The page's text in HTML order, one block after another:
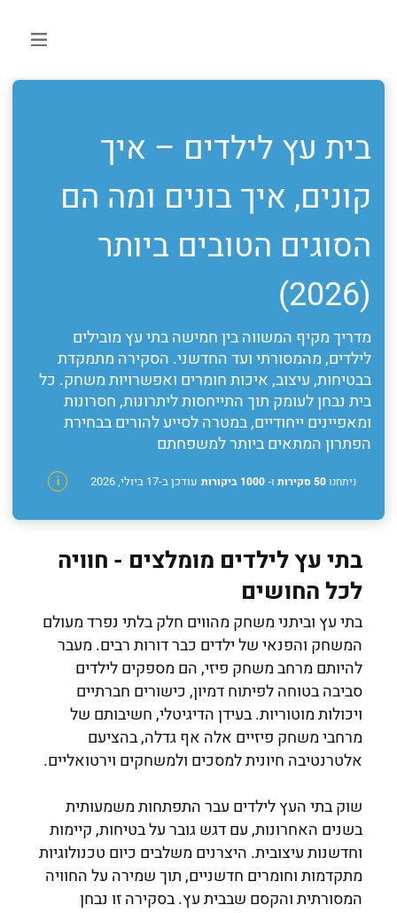
בית עץ לילדים – איך
קונים, איך בונים ומה הם
הסוגים הטובים ביותר
(2026)
מדריך מקיף המשווה בין חמישה בתי עץ מובילים
לילדים, מהמסורתי ועד החדשני. הסקירה מתמקדת
בבטיחות, עיצוב, איכות חומרים ואפשרויות משחק. כל
בית נבחן לעומק תוך התייחסות ליתרונות, חסרונות
ומאפיינים ייחודיים, במטרה לסייע להורים בבחירת
הפתרון המתאים ביותר למשפחתם
ניתחנו50 סקירות ו- 1000 ביקורות i עודכן ב-17 ביולי, 2026
בתי עץ לילדים מומלצים - חוויה
לכל החושים
בתי עץ וביתני משחק מהווים חלק בלתי נפרד מעולם
המשחק והפנאי של ילדים כבר דורות רבים. מעבר
להיותם מרחב משחק פיזי, הם מספקים לילדים
סביבה בטוחה לפיתוח דמיון, כישורים חברתיים
ויכולות מוטוריות. בעידן הדיגיטלי, חשיבותם של
מרחבי משחק פיזיים אלה אף גדלה, בהציעם
אלטרנטיבה חיונית למסכים ולמשחקים וירטואליים.
שוק בתי העץ לילדים עבר התפתחות משמעותית
בשנים האחרונות, עם דגש גובר על בטיחות, קיימות
וחדשנות עיצובית. היצרנים משלבים כיום טכנולוגיות
מתקדמות וחומרים חדשניים, תוך שמירה על החוויה
המסורתית והקסם שבבית עץ. בסקירה זו נבחן